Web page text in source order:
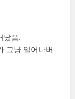
났음.
그냥 일어나버